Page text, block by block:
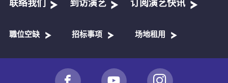
联络我们 到访演艺 订阅演艺快讯
職位空缺 招标事项 场地租用